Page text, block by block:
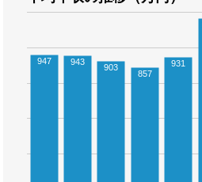
947 943
903
857
931